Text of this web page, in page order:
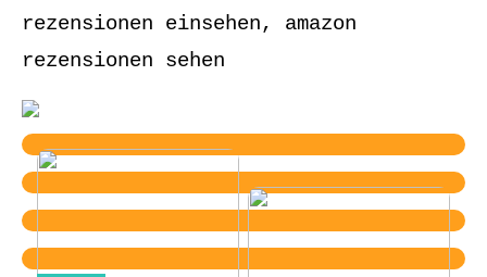
rezensionen einsehen, amazon
rezensionen sehen